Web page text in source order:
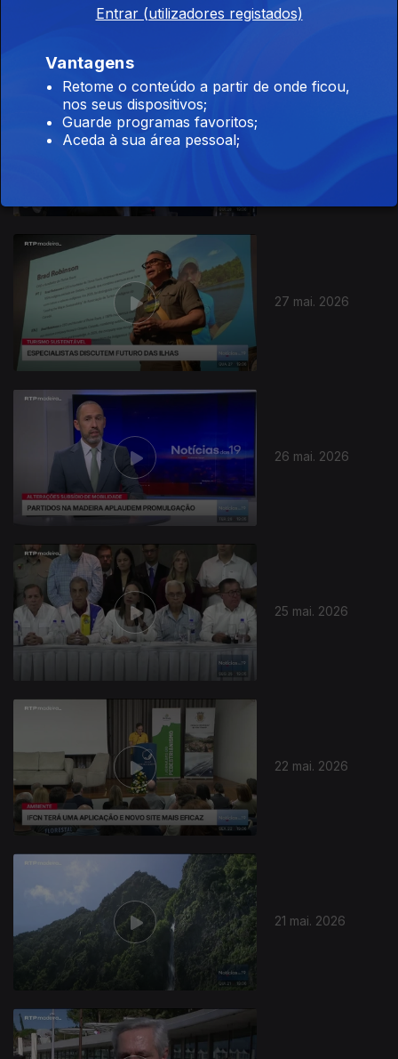
27 mai. 2026
26 mai. 2026
931973
25 mai. 2026
22 mai. 2026
21 mai. 2026
Entrar (utilizadores registados)
Vantagens
Retome o conteúdo a partir de onde ficou,
nos seus dispositivos;
Guarde programas favoritos;
Aceda à sua área pessoal;